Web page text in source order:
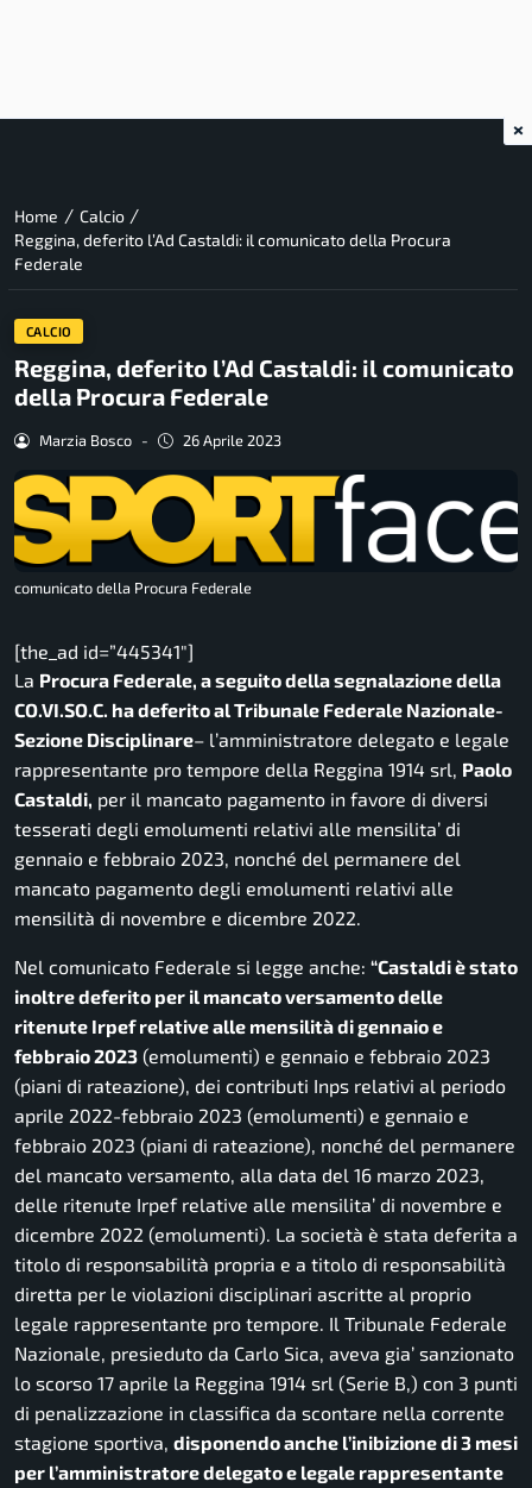
Home / Calcio /
Reggina, deferito l’Ad Castaldi: il comunicato della Procura
Federale
CALCIO
Reggina, deferito l’Ad Castaldi: il comunicato
della Procura Federale
Marzia Bosco - 26 Aprile 2023
comunicato della Procura Federale
[the_ad id=”445341″]
La Procura Federale, a seguito della segnalazione della
CO.VI.SO.C. ha deferito al Tribunale Federale Nazionale-
Sezione Disciplinare– l’amministratore delegato e legale
rappresentante pro tempore della Reggina 1914 srl, Paolo
Castaldi, per il mancato pagamento in favore di diversi
tesserati degli emolumenti relativi alle mensilita’ di
gennaio e febbraio 2023, nonché del permanere del
mancato pagamento degli emolumenti relativi alle
mensilità di novembre e dicembre 2022.
Nel comunicato Federale si legge anche: “Castaldi è stato
inoltre deferito per il mancato versamento delle
ritenute Irpef relative alle mensilità di gennaio e
febbraio 2023 (emolumenti) e gennaio e febbraio 2023
(piani di rateazione), dei contributi Inps relativi al periodo
aprile 2022-febbraio 2023 (emolumenti) e gennaio e
febbraio 2023 (piani di rateazione), nonché del permanere
del mancato versamento, alla data del 16 marzo 2023,
delle ritenute Irpef relative alle mensilita’ di novembre e
dicembre 2022 (emolumenti). La società è stata deferita a
titolo di responsabilità propria e a titolo di responsabilità
diretta per le violazioni disciplinari ascritte al proprio
legale rappresentante pro tempore. Il Tribunale Federale
Nazionale, presieduto da Carlo Sica, aveva gia’ sanzionato
lo scorso 17 aprile la Reggina 1914 srl (Serie B,) con 3 punti
di penalizzazione in classifica da scontare nella corrente
stagione sportiva, disponendo anche l’inibizione di 3 mesi
per l’amministratore delegato e legale rappresentante
×